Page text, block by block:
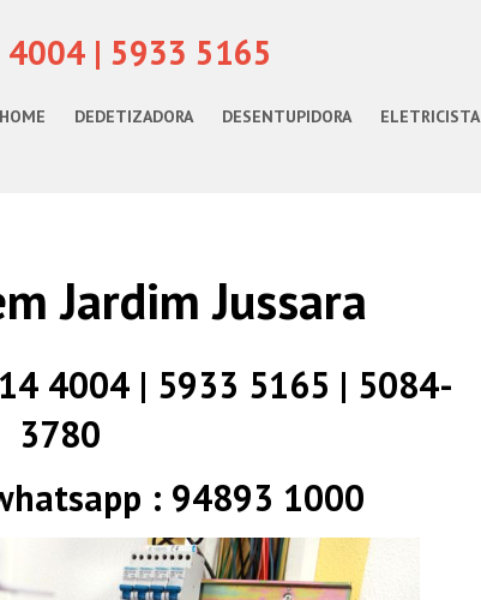
| 5933 5165
HOME DEDETIZADORA DESENTUPIDORA ELETRICISTA
Jardim Jussara
4004 | 5933 5165 | 5084-
3780
: 94893 1000